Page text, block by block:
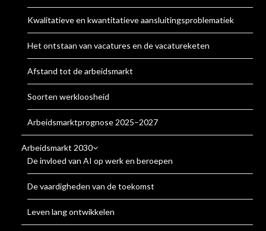
Kwalitatieve en kwantitatieve aansluitingsproblematiek
Het ontstaan van vacatures en de vacatureketen
Afstand tot de arbeidsmarkt
Soorten werkloosheid
Arbeidsmarktprognose 2025–2027
Arbeidsmarkt 2030
De invloed van AI op werk en beroepen
De vaardigheden van de toekomst
Leven lang ontwikkelen